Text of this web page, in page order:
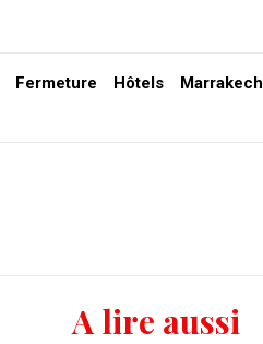
Fermeture Hôtels
Marrakech
A lire aussi